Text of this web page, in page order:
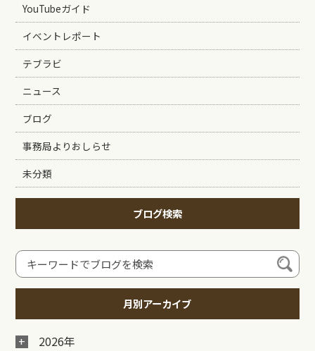
YouTubeガイド
イベントレポート
テブラビ
ニュース
ブログ
事務局よりおしらせ
未分類
ブログ検索
月別アーカイブ
2026年